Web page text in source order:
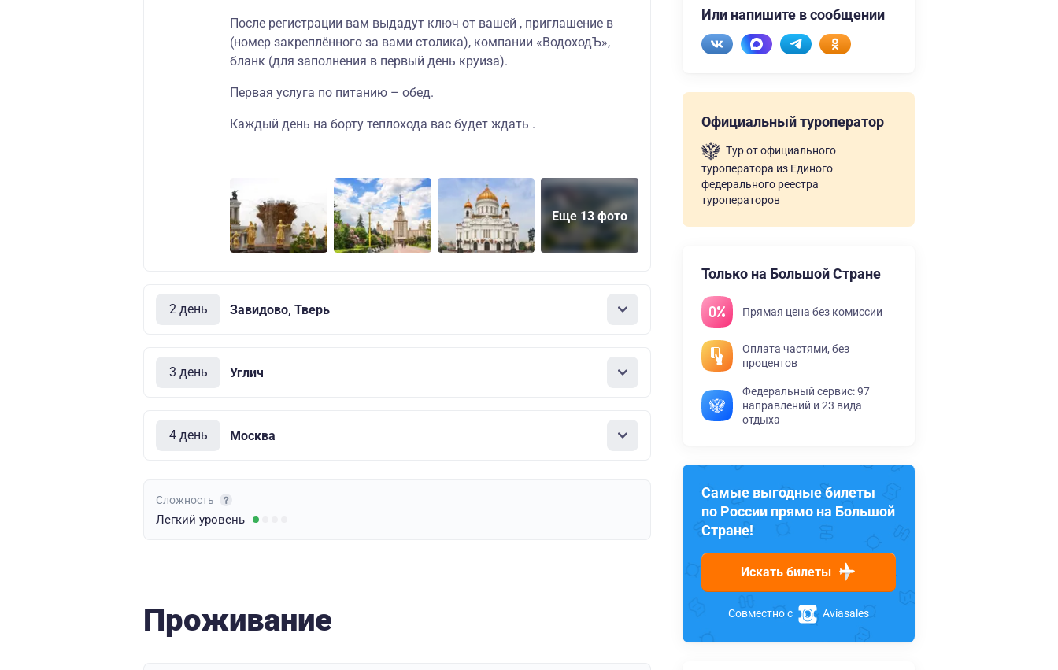
После регистрации вам выдадут ключ от вашей , приглашение в
(номер закреплённого за вами столика), компании «ВодоходЪ»,
бланк (для заполнения в первый день круиза).
Первая услуга по питанию – обед.
Каждый день на борту теплохода вас будет ждать .
Еще 13 фото
2 день Завидово, Тверь
3 день Углич
4 день Москва
Сложность
Легкий уровень
Проживание
Или напишите в сообщении
Официальный туроператор
Тур от официального
туроператора из Единого
федерального реестра
туроператоров
Только на Большой Стране
Прямая цена без комиссии
Оплата частями, без
процентов
Федеральный сервис: 97
направлений и 23 вида
отдыха
Самые выгодные билеты
по России прямо на Большой
Стране!
Искать билеты
Совместно с Aviasales